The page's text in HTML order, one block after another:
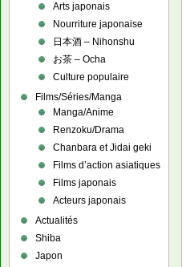
Arts japonais
Nourriture japonaise
日本酒 – Nihonshu
お茶 – Ocha
Culture populaire
Films/Séries/Manga
Manga/Anime
Renzoku/Drama
Chanbara et Jidai geki
Films d’action asiatiques
Films japonais
Acteurs japonais
Actualités
Shiba
Japon